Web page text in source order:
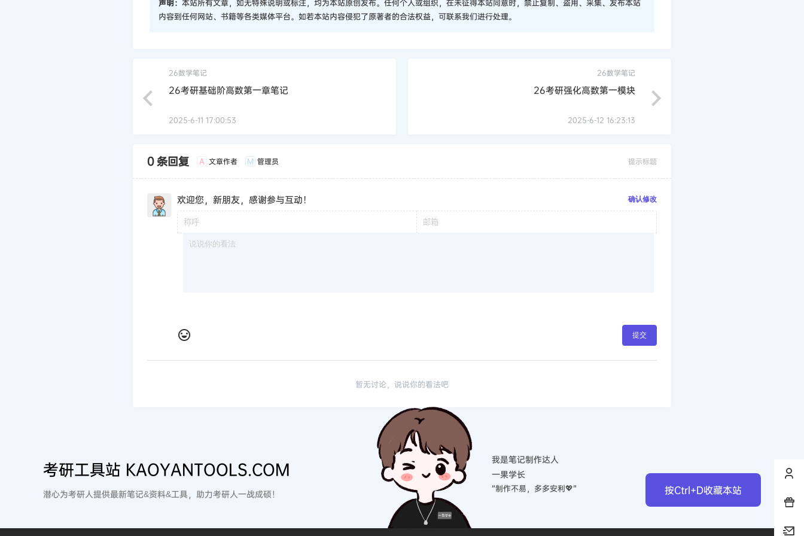
声明： 本站所有文章，如无特殊说明或标注，均为本站原创发布。任何个人或组织，在未征得本站同意时，禁止复制、盗用、采集、发布本站
内容到任何网站、书籍等各类媒体平台。如若本站内容侵犯了原著者的合法权益，可联系我们进行处理。
26数学笔记
26考研基础阶高数第一章笔记
2025-6-11 17:00:53
26数学笔记
26考研强化高数第一模块
2025-6-12 16:23:13
0 条回复 A 文章作者 M 管理员 提示标题
欢迎您，新朋友，感谢参与互动！ 确认修改
提交
暂无讨论，说说你的看法吧
考研工具站 KAOYANTOOLS.COM
潜心为考研人提供最新笔记&资料&工具，助力考研人一战成硕！ 按Ctrl+D收藏本站
我是笔记制作达人
一果学长
“制作不易，多多安利💖”